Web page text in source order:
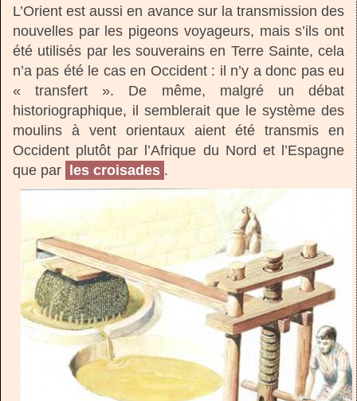
L’Orient est aussi en avance sur la transmission des
nouvelles par les pigeons voyageurs, mais s’ils ont
été utilisés par les souverains en Terre Sainte, cela
n’a pas été le cas en Occident : il n’y a donc pas eu
« transfert ». De même, malgré un débat
historiographique, il semblerait que le système des
moulins à vent orientaux aient été transmis en
Occident plutôt par l’Afrique du Nord et l’Espagne
que par les croisades .